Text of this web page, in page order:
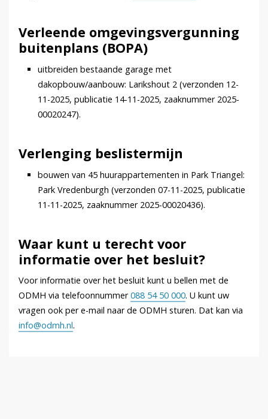
Verleende omgevingsvergunning
buitenplans (BOPA)
uitbreiden bestaande garage met
dakopbouw/aanbouw: Larikshout 2 (verzonden 12-
11-2025, publicatie 14-11-2025, zaaknummer 2025-
00020247).
Verlenging beslistermijn
bouwen van 45 huurappartementen in Park Triangel:
Park Vredenburgh (verzonden 07-11-2025, publicatie
11-11-2025, zaaknummer 2025-00020436).
Waar kunt u terecht voor
informatie over het besluit?
Voor informatie over het besluit kunt u bellen met de
ODMH via telefoonnummer088 54 50 000. U kunt uw
vragen ook per e-mail naar de ODMH sturen. Dat kan via
info@odmh.nl.